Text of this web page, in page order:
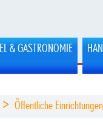
& GASTRONOMIE
> Öffentliche Einrichtungen